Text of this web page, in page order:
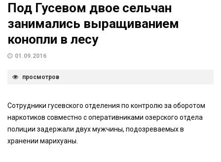
Под Гусевом двое сельчан
занимались выращиванием
конопли в лесу
01.09.2016
просмотров
Сотрудники гусевского отделения по контролю за оборотом
наркотиков совместно с оперативниками озерского отдела
полиции задержали двух мужчины, подозреваемых в
хранении марихуаны.